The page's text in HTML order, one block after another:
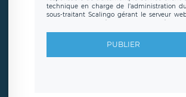
technique en charge de l’administration
sous-traitant Scalingo gérant le serveur
d’inscription est hébergé sur un serveur
protection conformes au RGPD
. Les
sont conservées jusqu’à ce que l’Internaute
PUBLIER